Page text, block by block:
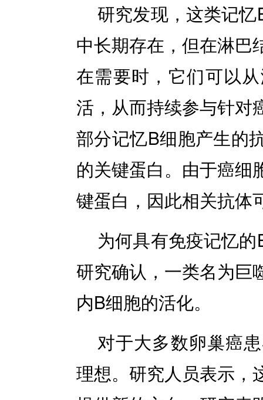
研究发现，这类记
中长期存在，但在淋巴
在需要时，它们可以
活，从而持续参与针对
部分记忆B细胞产生的
的关键蛋白。由于癌细
键蛋白，因此相关抗体
为何具有免疫记忆
研究确认，一类名为巨
内B细胞的活化。
对于大多数卵巢癌
理想。研究人员表示，